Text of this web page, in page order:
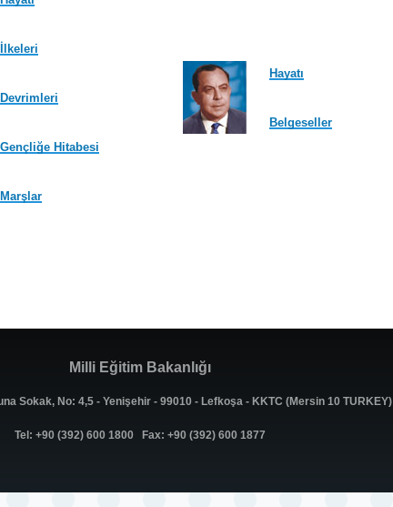
İlkeleri
Devrimleri
Gençliğe Hitabesi
Marşlar
Hayatı
Belgeseller
Milli Eğitim Bakanlığı
Sokak, No: 4,5 - Yenişehir - 99010 - Lefkoşa - KKTC (Mersin 10 TURKEY)
Tel: +90 (392) 600 1800 Fax: +90 (392) 600 1877